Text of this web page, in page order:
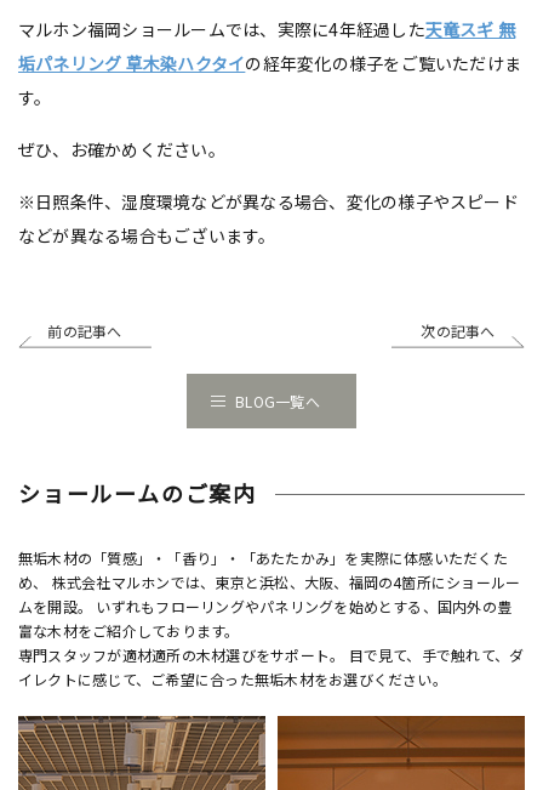
マルホン福岡ショールームでは、実際に4年経過した天竜スギ 無
垢パネリング 草木染ハクタイの経年変化の様子をご覧いただけま
す。
ぜひ、お確かめください。
※日照条件、湿度環境などが異なる場合、変化の様子やスピード
などが異なる場合もございます。
前の記事へ 次の記事へ
BLOG一覧へ
ショールームのご案内
無垢木材の「質感」・「香り」・「あたたかみ」を実際に体感いただくた
め、 株式会社マルホンでは、東京と浜松、大阪、福岡の4箇所にショールー
ムを開設。 いずれもフローリングやパネリングを始めとする、国内外の豊
富な木材をご紹介しております。
専門スタッフが適材適所の木材選びをサポート。 目で見て、手で触れて、ダ
イレクトに感じて、ご希望に合った無垢木材をお選びください。